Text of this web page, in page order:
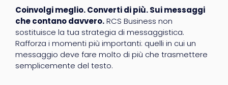
Coinvolgi meglio. Converti di più. Sui messaggi
che contano davvero.RCS Business non
sostituisce la tua strategia di messaggistica.
Rafforza i momenti più importanti: quelli in cui un
messaggio deve fare molto di più che trasmettere
semplicemente del testo.